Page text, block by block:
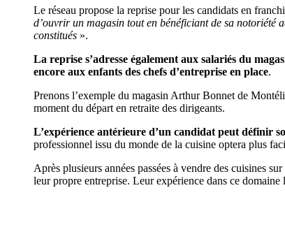
Le réseau propose la reprise pour les candidats en
d’ouvrir un magasin tout en bénéficiant de sa notoriété
constitués ».
La reprise s’adresse également aux salariés du
encore aux enfants des chefs d’entreprise en place.
Prenons l’exemple du magasin Arthur Bonnet de
moment du départ en retraite des dirigeants.
L’expérience antérieure d’un candidat peut définir
professionnel issu du monde de la cuisine optera plus
Après plusieurs années passées à vendre des cuisines
leur propre entreprise. Leur expérience dans ce